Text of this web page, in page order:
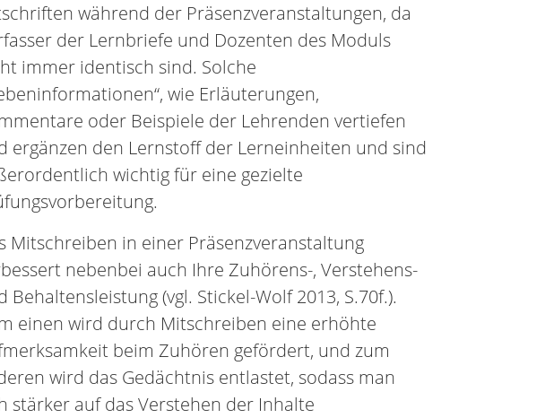
während der Präsenzveranstaltungen, da
der Lernbriefe und Dozenten des Moduls
immer identisch sind. Solche
wie Erläuterungen,
oder Beispiele der Lehrenden vertiefen
ergänzen den Lernstoff der Lerneinheiten und sind
wichtig für eine gezielte
Mitschreiben in einer Präsenzveranstaltung
nebenbei auch Ihre Zuhörens-, Verstehens-
Behaltensleistung (vgl. Stickel-Wolf 2013, S.70f.).
einen wird durch Mitschreiben eine erhöhte
beim Zuhören gefördert, und zum
wird das Gedächtnis entlastet, sodass man
stärker auf das Verstehen der Inhalte